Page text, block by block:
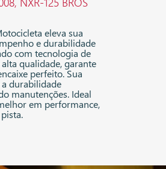
eleva sua
e durabilidade
com tecnologia de
qualidade, garante
perfeito. Sua
durabilidade
manutenções. Ideal
em performance,